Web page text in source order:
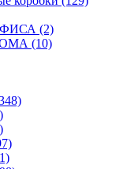
(2)
(10)